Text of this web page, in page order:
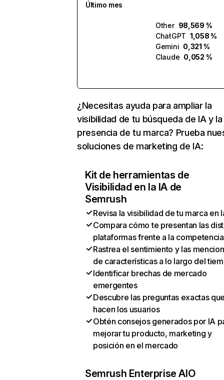
Último mes
Other 98,569 %
ChatGPT 1,058 %
Gemini 0,321 %
Claude 0,052 %
¿Necesitas ayuda para ampliar la
visibilidad de tu búsqueda de IA y la
presencia de tu marca? Prueba
soluciones de marketing de IA:
Kit de herramientas de
Visibilidad en la IA de
Semrush
Revisa la visibilidad de tu marca en
Compara cómo te presentan las
plataformas frente a la competencia
Rastrea el sentimiento y las
de características a lo largo del
Identificar brechas de mercado
emergentes
Descubre las preguntas exactas
hacen los usuarios
Obtén consejos generados por IA
mejorar tu producto, marketing y
posición en el mercado
Semrush Enterprise AIO